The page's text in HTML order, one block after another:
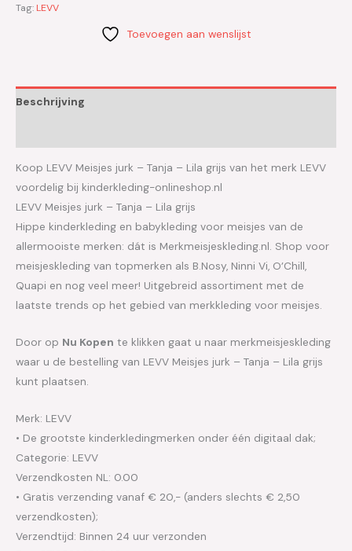
Tag: LEVV
Toevoegen aan wenslijst
Beschrijving
Koop LEVV Meisjes jurk – Tanja – Lila grijs van het merk LEVV
voordelig bij kinderkleding-onlineshop.nl
LEVV Meisjes jurk – Tanja – Lila grijs
Hippe kinderkleding en babykleding voor meisjes van de
allermooiste merken: dát is Merkmeisjeskleding.nl. Shop voor
meisjeskleding van topmerken als B.Nosy, Ninni Vi, O’Chill,
Quapi en nog veel meer! Uitgebreid assortiment met de
laatste trends op het gebied van merkkleding voor meisjes.
Door op Nu Kopen te klikken gaat u naar merkmeisjeskleding
waar u de bestelling van LEVV Meisjes jurk – Tanja – Lila grijs
kunt plaatsen.
Merk: LEVV
• De grootste kinderkledingmerken onder één digitaal dak;
Categorie: LEVV
Verzendkosten NL: 0.00
• Gratis verzending vanaf € 20,- (anders slechts € 2,50
verzendkosten);
Verzendtijd: Binnen 24 uur verzonden